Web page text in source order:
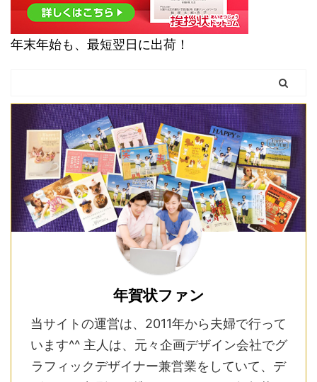
年末年始も、最短翌日に出荷！
年賀状ファン
当サイトの運営は、2011年から夫婦で行って
います^^ 主人は、元々企画デザイン会社でグ
ラフィックデザイナー兼営業をしていて、デ